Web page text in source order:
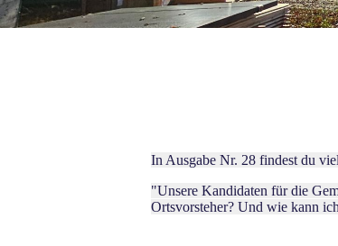
In Ausgabe Nr. 28 findest du
"Unsere Kandidaten für die
Ortsvorsteher? Und wie kann